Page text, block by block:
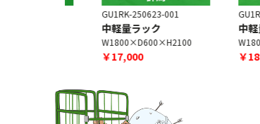
GU1RK-250623-001
中軽量ラック
W1800×D600×H2100
￥17,000
GU1RK-
中軽量ラ
￥18,000